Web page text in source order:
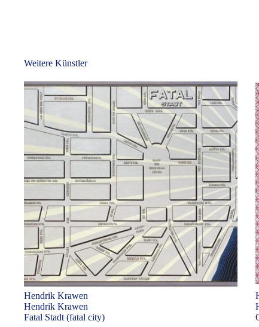
Weitere Künstler
Hendrik Krawen
Hendrik Krawen
Fatal Stadt (fatal city)